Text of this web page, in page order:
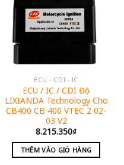
ECU - CDI - IC
ECU / IC / CDI Độ
LIXIANDA Technology Cho
CB400 CB 400 VTEC 2 02-
03 V2
8.215.350₫
THÊM VÀO GIỎ HÀNG